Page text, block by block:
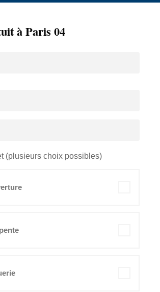
à Paris 04
(plusieurs choix possibles)